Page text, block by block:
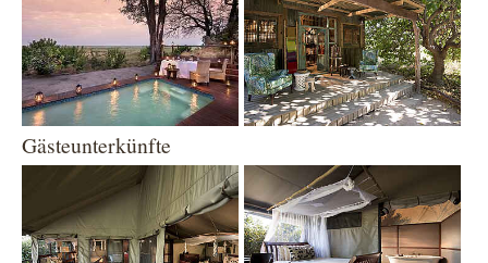
Gästeunterkünfte
Show larger version Show larger version